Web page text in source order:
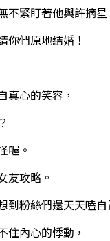
不緊盯著他與許摘星
們原地結婚！
真心的笑容，
喔。
友攻略。
粉絲們還天天嗑自
住內心的悸動，